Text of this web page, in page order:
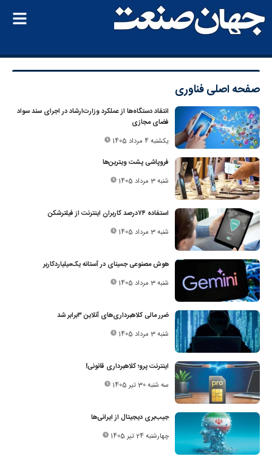
صفحه اصلیفناوری
انتقاد دستگاه‌ها از عملکرد وزارت‌ارشاد در اجرای سند سواد
فضای مجازی
یکشنبه 4 مرداد 1405
فروپاشی پشت ویترین‌ها
شنبه 3 مرداد 1405
استفاده ۷۴‌درصد کاربران اینترنت از فیلترشکن
شنبه 3 مرداد 1405
هوش مصنوعی جمینای در آستانه یک‌میلیاردکاربر
شنبه 3 مرداد 1405
ضرر مالی کلاهبرداری‌های آنلاین ۳برابر شد
شنبه 3 مرداد 1405
اینترنت پرو؛ کلاهبرداری قانونی!
سه شنبه 30 تیر 1405
جیب‌بری دیجیتال از ایرانی‌ها
چهارشنبه 24 تیر 1405